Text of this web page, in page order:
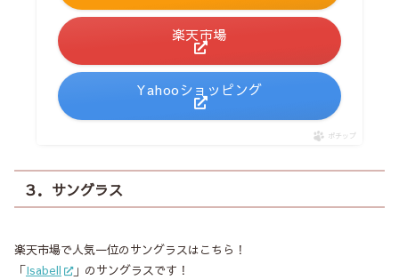
楽天市場
Yahooショッピング
ポチップ
３．サングラス
楽天市場で人気一位のサングラスはこちら！
「Isabell 」のサングラスです！